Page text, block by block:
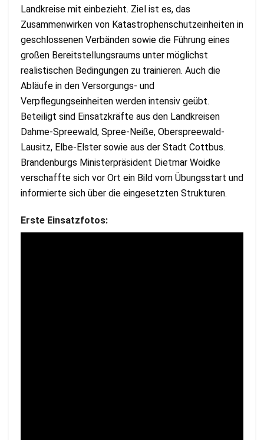
Landkreise mit einbezieht. Ziel ist es, das
Zusammenwirken von Katastrophenschutzeinheiten in
geschlossenen Verbänden sowie die Führung eines
großen Bereitstellungsraums unter möglichst
realistischen Bedingungen zu trainieren. Auch die
Abläufe in den Versorgungs- und
Verpflegungseinheiten werden intensiv geübt.
Beteiligt sind Einsatzkräfte aus den Landkreisen
Dahme-Spreewald, Spree-Neiße, Oberspreewald-
Lausitz, Elbe-Elster sowie aus der Stadt Cottbus.
Brandenburgs Ministerpräsident Dietmar Woidke
verschaffte sich vor Ort ein Bild vom Übungsstart und
informierte sich über die eingesetzten Strukturen.
Erste Einsatzfotos: